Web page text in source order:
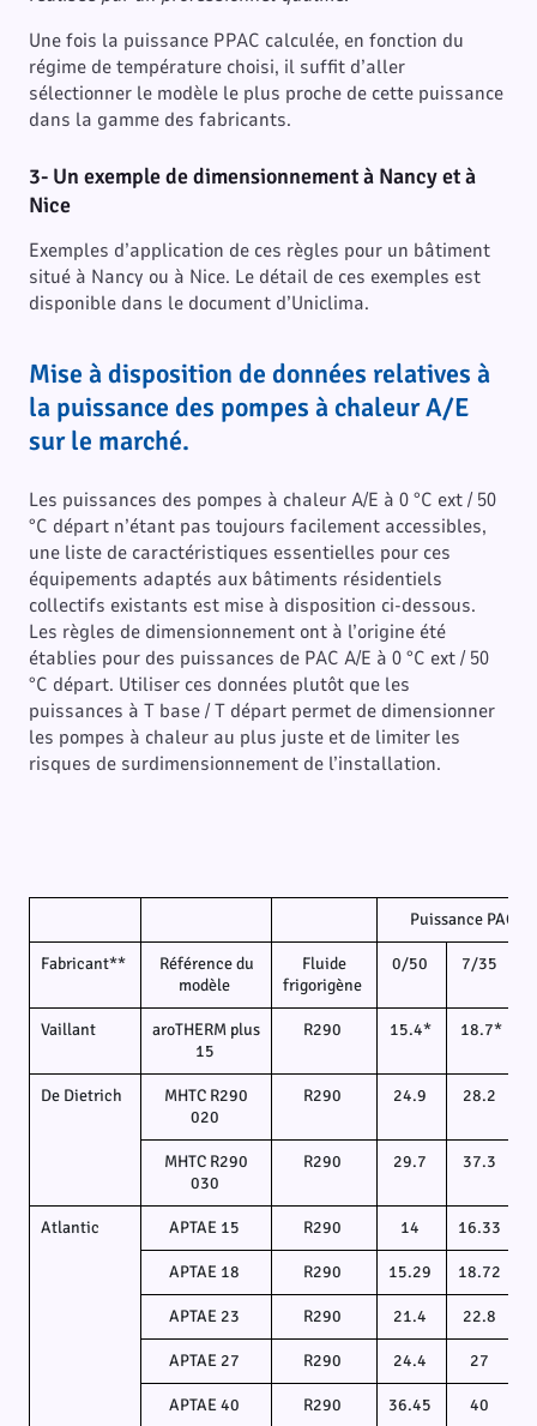
Une fois la puissance PPAC calculée, en fonction du
régime de température choisi, il suffit d’aller
sélectionner le modèle le plus proche de cette puissance
dans la gamme des fabricants.
3- Un exemple de dimensionnement à Nancy et à
Nice
Exemples d’application de ces règles pour un bâtiment
situé à Nancy ou à Nice. Le détail de ces exemples est
disponible dans le document d’Uniclima.
Mise à disposition de données relatives à
la puissance des pompes à chaleur A/E
sur le marché.
Les puissances des pompes à chaleur A/E à 0 °C ext / 50
°C départ n’étant pas toujours facilement accessibles,
une liste de caractéristiques essentielles pour ces
équipements adaptés aux bâtiments résidentiels
collectifs existants est mise à disposition ci-dessous.
Les règles de dimensionnement ont à l’origine été
établies pour des puissances de PAC A/E à 0 °C ext / 50
°C départ. Utiliser ces données plutôt que les
puissances à T base / T départ permet de dimensionner
les pompes à chaleur au plus juste et de limiter les
risques de surdimensionnement de l’installation.
Puissance PAC
Fabricant**
Référence du
modèle
Fluide
frigorigène
0/50 7/35
Vaillant
aroTHERM plus
15
R290 15.4* 18.7*
De Dietrich
MHTC R290
020
R290 24.9 28.2
MHTC R290
030
R290 29.7 37.3
Atlantic APTAE 15 R290 14 16.33
APTAE 18 R290 15.29 18.72
APTAE 23 R290 21.4 22.8
APTAE 27 R290 24.4 27
APTAE 40 R290 36.45 40